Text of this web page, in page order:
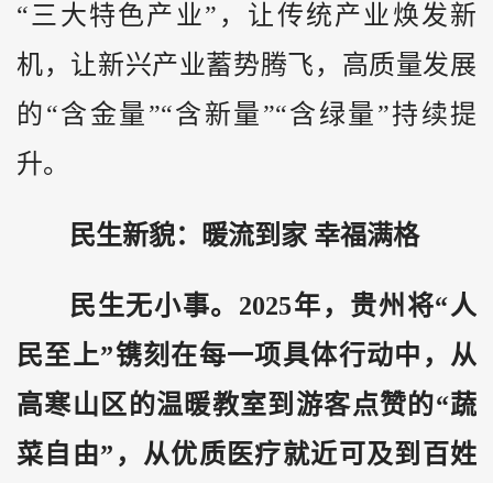
“三大特色产业”，让传统产业焕发新
机，让新兴产业蓄势腾飞，高质量发展
的“含金量”“含新量”“含绿量”持续提
升。
民生新貌：暖流到家 幸福满格
民生无小事。2025年，贵州将“人
民至上”镌刻在每一项具体行动中，从
高寒山区的温暖教室到游客点赞的“蔬
菜自由”，从优质医疗就近可及到百姓